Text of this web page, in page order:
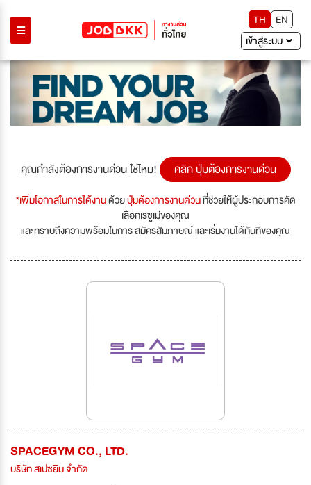
TH
EN
เข้าสู่ระบบ
คุณกำลังต้องการงานด่วน ใช่ไหม! คลิก ปุ่มต้องการงานด่วน
*เพิ่มโอกาสในการได้งานด้วยปุ่มต้องการงานด่วนที่ช่วยให้ผู้ประกอบการคัด
เลือกเรซูเม่ของคุณ
และทราบถึงความพร้อมในการ สมัครสัมภาษณ์ และเริ่มงานได้ทันทีของคุณ
SPACEGYM CO., LTD.
บริษัท สเปซยิม จำกัด